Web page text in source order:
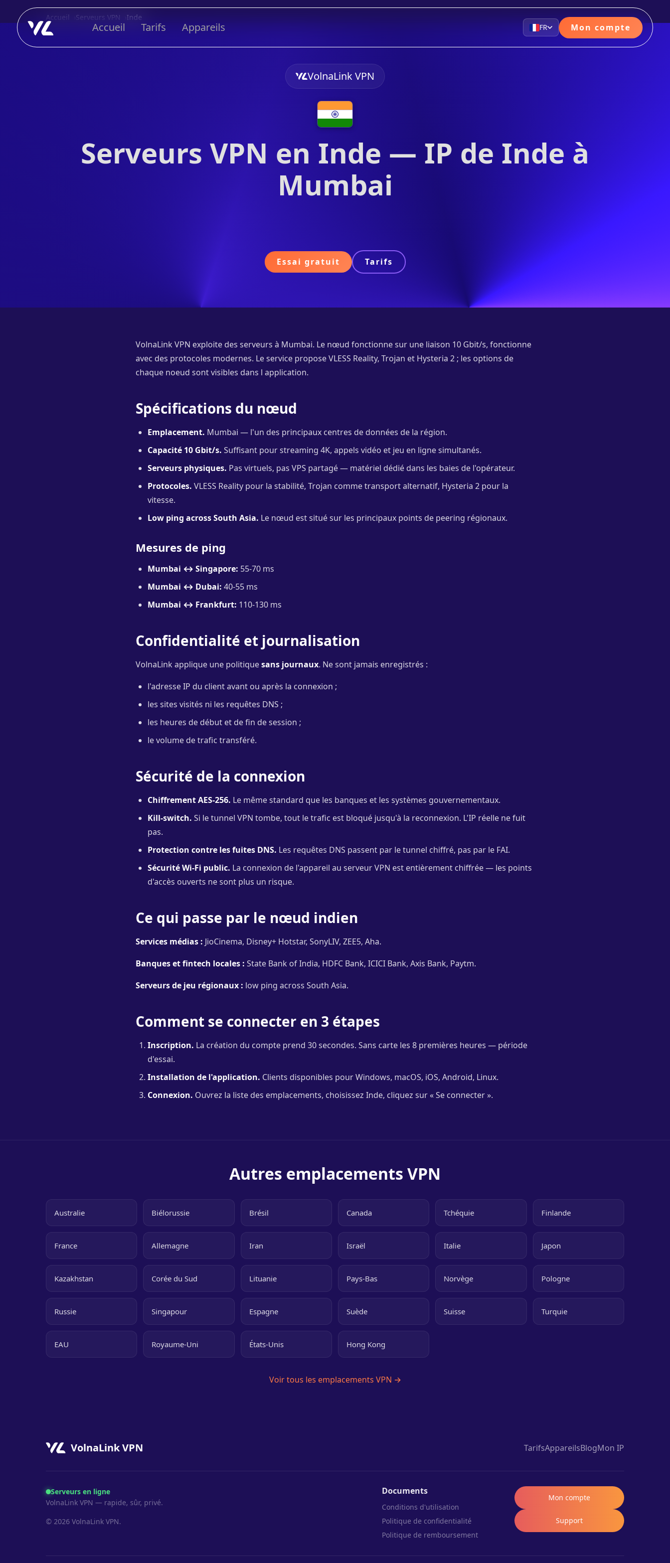
Accueil Tarifs Appareils FR Mon compte
Accueil Serveurs VPN Inde
VolnaLink VPN
Serveurs VPN en Inde — IP de Inde à
Mumbai
Essai gratuit Tarifs
VolnaLink VPN exploite des serveurs à Mumbai. Le nœud fonctionne sur une liaison 10 Gbit/s, fonctionne
avec des protocoles modernes. Le service propose VLESS Reality, Trojan et Hysteria 2 ; les options de
chaque noeud sont visibles dans l application.
Spécifications du nœud
Emplacement. Mumbai — l'un des principaux centres de données de la région.
Capacité 10 Gbit/s. Suffisant pour streaming 4K, appels vidéo et jeu en ligne simultanés.
Serveurs physiques. Pas virtuels, pas VPS partagé — matériel dédié dans les baies de l'opérateur.
Protocoles. VLESS Reality pour la stabilité, Trojan comme transport alternatif, Hysteria 2 pour la
vitesse.
Low ping across South Asia. Le nœud est situé sur les principaux points de peering régionaux.
Mesures de ping
Mumbai ↔ Singapore: 55-70 ms
Mumbai ↔ Dubai: 40-55 ms
Mumbai ↔ Frankfurt: 110-130 ms
Confidentialité et journalisation
VolnaLink applique une politiquesans journaux. Ne sont jamais enregistrés :
l'adresse IP du client avant ou après la connexion ;
les sites visités ni les requêtes DNS ;
les heures de début et de fin de session ;
le volume de trafic transféré.
Sécurité de la connexion
Chiffrement AES-256. Le même standard que les banques et les systèmes gouvernementaux.
Kill-switch. Si le tunnel VPN tombe, tout le trafic est bloqué jusqu'à la reconnexion. L'IP réelle ne fuit
pas.
Protection contre les fuites DNS. Les requêtes DNS passent par le tunnel chiffré, pas par le FAI.
Sécurité Wi-Fi public. La connexion de l'appareil au serveur VPN est entièrement chiffrée — les points
d'accès ouverts ne sont plus un risque.
Ce qui passe par le nœud indien
Services médias : JioCinema, Disney+ Hotstar, SonyLIV, ZEE5, Aha.
Banques et fintech locales : State Bank of India, HDFC Bank, ICICI Bank, Axis Bank, Paytm.
Serveurs de jeu régionaux : low ping across South Asia.
Comment se connecter en 3 étapes
Inscription. La création du compte prend 30 secondes. Sans carte les 8 premières heures — période
d'essai.
Installation de l'application. Clients disponibles pour Windows, macOS, iOS, Android, Linux.
Connexion. Ouvrez la liste des emplacements, choisissez Inde, cliquez sur « Se connecter ».
Autres emplacements VPN
Australie Biélorussie Brésil Canada Tchéquie Finlande
France Allemagne Iran Israël Italie Japon
Kazakhstan Corée du Sud Lituanie Pays-Bas Norvège Pologne
Russie Singapour Espagne Suède Suisse Turquie
EAU Royaume-Uni États-Unis Hong Kong
Voir tous les emplacements VPN →
VolnaLink VPN TarifsAppareilsBlogMon IP
Serveurs en ligne
VolnaLink VPN — rapide, sûr, privé.
© 2026 VolnaLink VPN.
Documents
Conditions d'utilisation
Politique de confidentialité
Politique de remboursement
Mon compte
Support